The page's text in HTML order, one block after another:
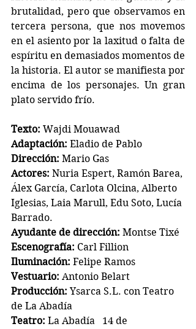
brutalidad, pero que observamos en
tercera persona, que nos movemos
en el asiento por la laxitud o falta de
espíritu en demasiados momentos de
la historia. El autor se manifiesta por
encima de los personajes. Un gran
plato servido frío.
Texto: Wajdi Mouawad
Adaptación: Eladio de Pablo
Dirección: Mario Gas
Actores: Nuria Espert, Ramón Barea,
Álex García, Carlota Olcina, Alberto
Iglesias, Laia Marull, Edu Soto, Lucía
Barrado.
Ayudante de dirección: Montse Tixé
Escenografía: Carl Fillion
Iluminación: Felipe Ramos
Vestuario: Antonio Belart
Producción: Ysarca S.L. con Teatro
de La Abadía
Teatro: La Abadía   14 de